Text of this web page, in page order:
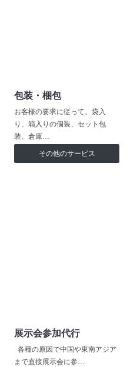
包装・梱包
お客様の要求に従って、袋入
り、箱入りの個装、セット包
装、倉庫…
その他のサービス
展示会参加代行
各種の原因で中国や東南アジア
まで直接展示会に参…